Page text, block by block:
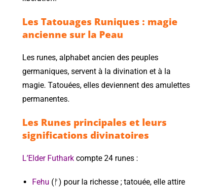
Les Tatouages Runiques : magie
ancienne sur la Peau
Les runes, alphabet ancien des peuples
germaniques, servent à la divination et à la
magie. Tatouées, elles deviennent des amulettes
permanentes.
Les Runes principales et leurs
significations divinatoires
L’Elder Futhark compte 24 runes :
Fehu (ᚠ) pour la richesse ; tatouée, elle attire